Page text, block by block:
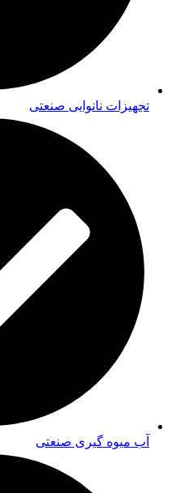
تجهیزات نانوایی صنعتی
آب میوه گیری صنعتی